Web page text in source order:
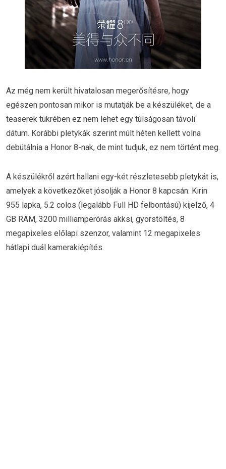
Az még nem került hivatalosan megerősítésre, hogy
egészen pontosan mikor is mutatják be a készüléket, de a
teaserek tükrében ez nem lehet egy túlságosan távoli
dátum. Korábbi pletykák szerint múlt héten kellett volna
debütálnia a Honor 8-nak, de mint tudjuk, ez nem történt meg.
A készülékről azért hallani egy-két részletesebb pletykát is,
amelyek a következőket jósolják a Honor 8 kapcsán: Kirin
955 lapka, 5.2 colos (legalább Full HD felbontású) kijelző, 4
GB RAM, 3200 milliamperórás akksi, gyorstöltés, 8
megapixeles előlapi szenzor, valamint 12 megapixeles
hátlapi duál kamerakiépítés.